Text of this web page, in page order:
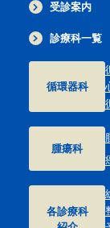
受診案内
診療科一覧
循環器科
腫瘍科
各診療科